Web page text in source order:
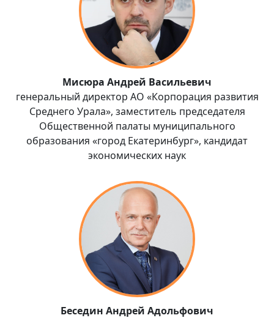
Мисюра Андрей Васильевич
генеральный директор АО «Корпорация развития
Среднего Урала», заместитель председателя
Общественной палаты муниципального
образования «город Екатеринбург», кандидат
экономических наук
Беседин Андрей Адольфович